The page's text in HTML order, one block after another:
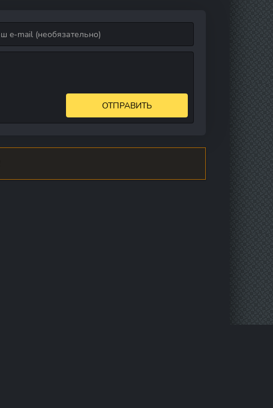
ОТПРАВИТЬ